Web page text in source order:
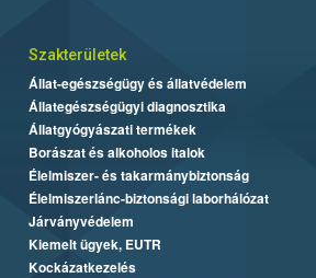
Szakterületek
Állat-egészségügy és állatvédelem
Állategészségügyi diagnosztika
Állatgyógyászati termékek
Borászat és alkoholos italok
Élelmiszer- és takarmánybiztonság
Élelmiszerlánc-biztonsági laborhálózat
Járványvédelem
Kiemelt ügyek, EUTR
Kockázatkezelés